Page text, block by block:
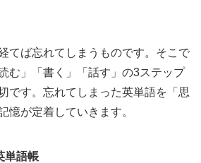
てば忘れてしまうものです。そこで
む」「書く」「話す」の3ステップ
です。忘れてしまった英単語を「思
憶が定着していきます。
単語帳